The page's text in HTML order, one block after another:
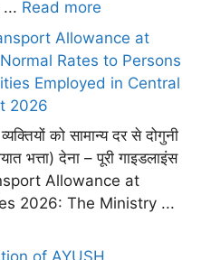
Read more
Allowance at
Rates to Persons
Employed in Central
2026
को सामान्य दर से दोगुनी
भत्ता) देना – पूरी गाइडलाइंस
Allowance at
2026: The Ministry ...
of AYUSH